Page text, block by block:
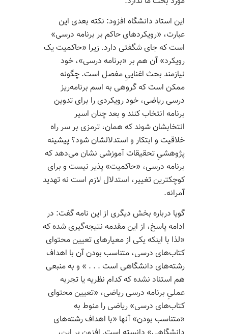
این استاد دانشگاه افزود: نکته بعدی این
عبارت، «رویکردهای حاکم بر برنامه درسی»
است که جای شگفتی دارد. زیرا «حاکمیت یک
رویکرد» آن هم بر «برنامه درسی»، خود
نیازمند بحث اغناییِ مفصل است. چگونه
ممکن است که گروهی به اسم برنامه‌­ریز
درسی ریاضی، خود رویکردی را برای تدوین
برنامه انتخاب کنند و بعد چنان اسیر
انتخابشان شوند که همان، ترمزی بر سر راه
خلاقیت و ابتکار و استدلالشان شود؟ پیشینه
پژوهشیِ تحقیقات آموزشی نشان می­‌دهد که
برنامه درسی، «حاکمیت» پذیر نیست و برای
کوچک­ترین تغییر، استدلال لازم است نه تهدید
آمرانه.
گویا درباره بخش دیگری از این نامه گفت: در
ادامه پاسخ، از این مقدمه نتیجه‌­گیری شده که
«لذا با اینکه یکی از معیارهای تعیین محتوای
کتاب‌­های درسی، متناسب بودن آن با اهداف
رشته‌­های دانشگاهی است . . . » و به منبعی
هم استناد نشده که کدام نظریه یا تجربه
عملیِ برنامه درسی ریاضی، «تعیین محتوای
کتاب­‌های درسی» ریاضی را منوط به
«متناسب بودن» آنها «با اهداف رشته‌­های